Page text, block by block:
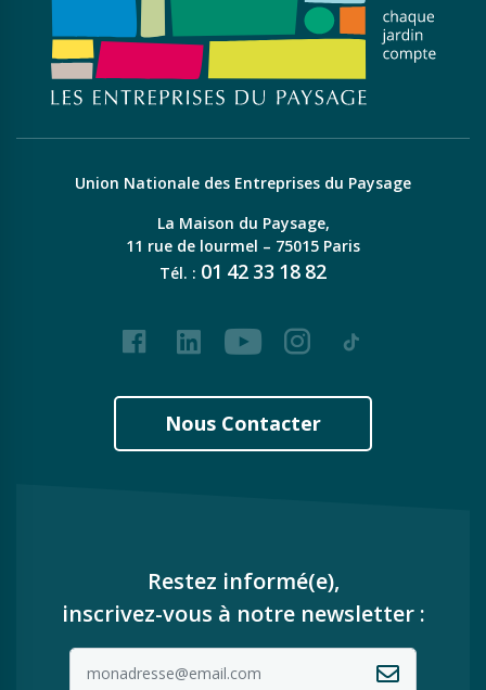
Union Nationale des Entreprises du Paysage
La Maison du Paysage,
11 rue de lourmel – 75015 Paris
Tél. : 01 42 33 18 82
FacebookLinkedInYoutubeInstagram
Tiktok
Nous Contacter
Restez informé(e),
inscrivez-vous à notre newsletter :